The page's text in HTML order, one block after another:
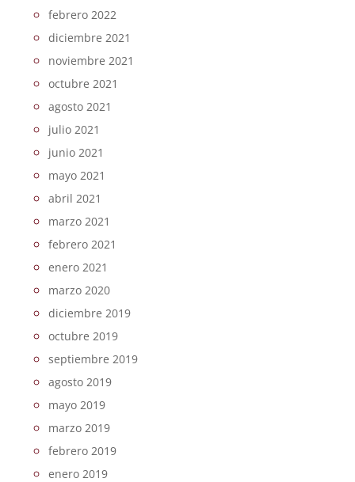
febrero 2022
diciembre 2021
noviembre 2021
octubre 2021
agosto 2021
julio 2021
junio 2021
mayo 2021
abril 2021
marzo 2021
febrero 2021
enero 2021
marzo 2020
diciembre 2019
octubre 2019
septiembre 2019
agosto 2019
mayo 2019
marzo 2019
febrero 2019
enero 2019